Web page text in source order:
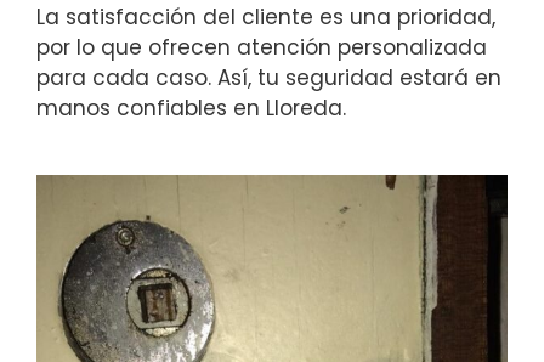
La satisfacción del cliente es una prioridad,
por lo que ofrecen atención personalizada
para cada caso. Así, tu seguridad estará en
manos confiables en Lloreda.